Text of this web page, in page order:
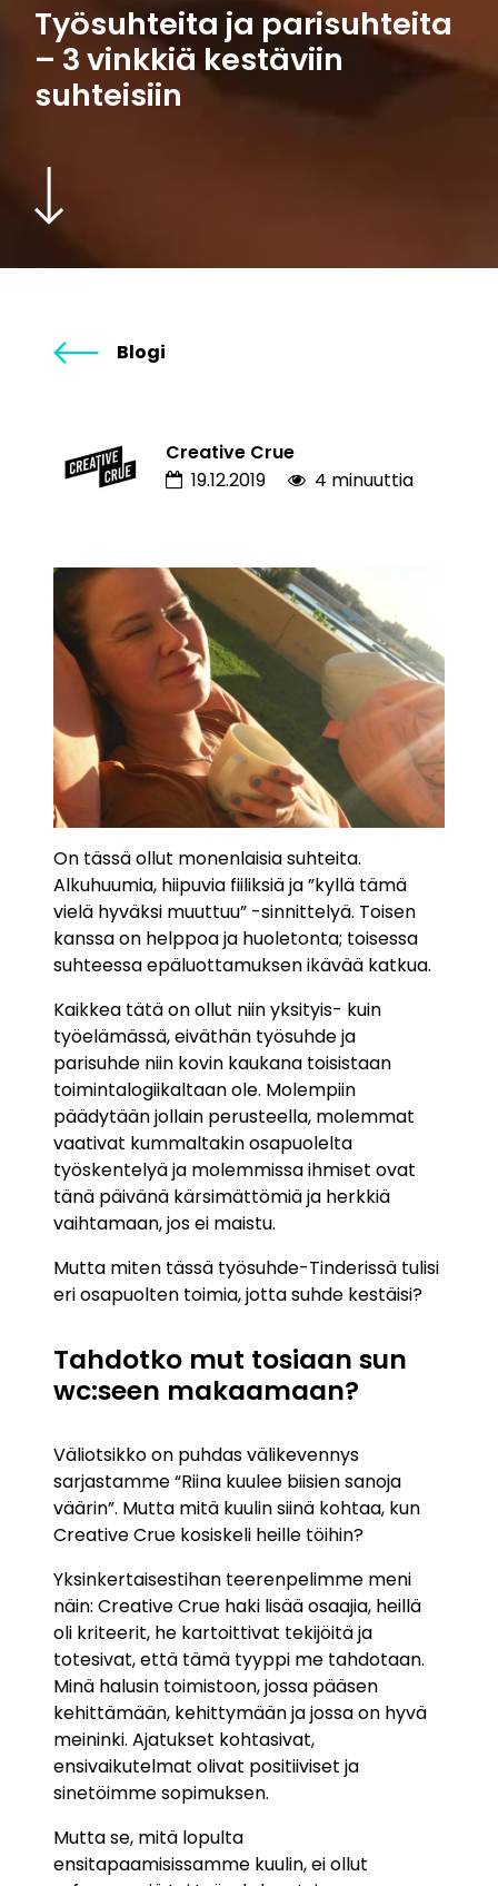
Työsuhteita ja parisuhteita
– 3 vinkkiä kestäviin
suhteisiin
Blogi
Creative Crue
19.12.2019
4 minuuttia
On tässä ollut monenlaisia suhteita.
Alkuhuumia, hiipuvia fiiliksiä ja ”kyllä tämä
vielä hyväksi muuttuu” -sinnittelyä. Toisen
kanssa on helppoa ja huoletonta; toisessa
suhteessa epäluottamuksen ikävää katkua.
Kaikkea tätä on ollut niin yksityis- kuin
työelämässä, eiväthän työsuhde ja
parisuhde niin kovin kaukana toisistaan
toimintalogiikaltaan ole. Molempiin
päädytään jollain perusteella, molemmat
vaativat kummaltakin osapuolelta
työskentelyä ja molemmissa ihmiset ovat
tänä päivänä kärsimättömiä ja herkkiä
vaihtamaan, jos ei maistu.
Mutta miten tässä työsuhde-Tinderissä tulisi
eri osapuolten toimia, jotta suhde kestäisi?
Tahdotko mut tosiaan sun
wc:seen makaamaan?
Väliotsikko on puhdas välikevennys
sarjastamme “Riina kuulee biisien sanoja
väärin”. Mutta mitä kuulin siinä kohtaa, kun
Creative Crue kosiskeli heille töihin?
Yksinkertaisestihan teerenpelimme meni
näin: Creative Crue haki lisää osaajia, heillä
oli kriteerit, he kartoittivat tekijöitä ja
totesivat, että tämä tyyppi me tahdotaan.
Minä halusin toimistoon, jossa pääsen
kehittämään, kehittymään ja jossa on hyvä
meininki. Ajatukset kohtasivat,
ensivaikutelmat olivat positiiviset ja
sinetöimme sopimuksen.
Mutta se, mitä lopulta
ensitapaamisissamme kuulin, ei ollut